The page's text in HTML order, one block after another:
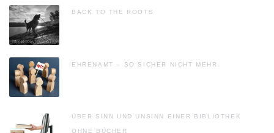
BACK TO THE ROOTS
EHRENAMT – SO SICHER NICHT MEHR.
ÜBER SINN UND UNSINN EINER BIBLIOTHEK
OHNE BÜCHER